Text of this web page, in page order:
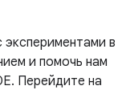
в
и помочь нам
Перейдите на